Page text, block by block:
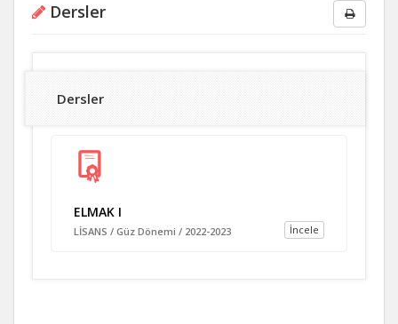
Dersler
Dersler
ELMAK I
İncele
LİSANS / Güz Dönemi / 2022-2023